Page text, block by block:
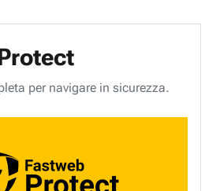
per navigare in sicurezza.